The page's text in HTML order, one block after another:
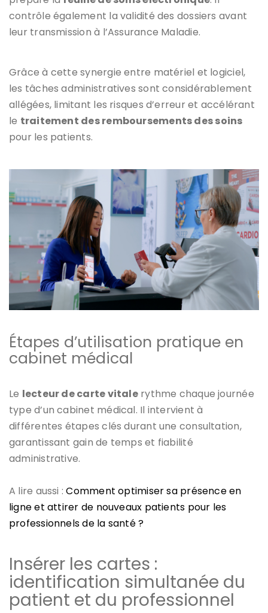
contrôle également la validité des dossiers avant
leur transmission à l’Assurance Maladie.
Grâce à cette synergie entre matériel et logiciel,
les tâches administratives sont considérablement
allégées, limitant les risques d’erreur et accélérant
le traitement des remboursements des soins
pour les patients.
Étapes d’utilisation pratique en
cabinet médical
Le lecteur de carte vitalerythme chaque journée
type d’un cabinet médical. Il intervient à
différentes étapes clés durant une consultation,
garantissant gain de temps et fiabilité
administrative.
A lire aussi :Comment optimiser sa présence en
ligne et attirer de nouveaux patients pour les
professionnels de la santé ?
Insérer les cartes :
identification simultanée du
patient et du professionnel